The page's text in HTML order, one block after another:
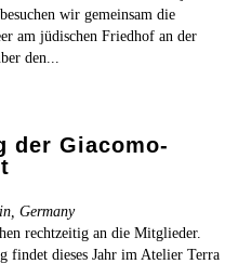
wir gemeinsam die
am jüdischen Friedhof an der
den...
der Giacomo-
Germany
rechtzeitig an die Mitglieder.
findet dieses Jahr im Atelier Terra